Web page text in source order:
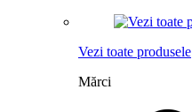
Vezi toate produsele
Mărci